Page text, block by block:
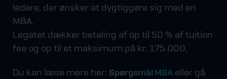
ledere, der ønsker at dygtiggøre sig med en
MBA.
Legatet dækker betaling af op til 50 % af tuition
fee og op til et maksimum på kr. 175.000.
Du kan læse mere her: Spørgsmål MBA eller gå